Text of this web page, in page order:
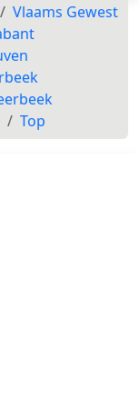
Vlaams Gewest
Top